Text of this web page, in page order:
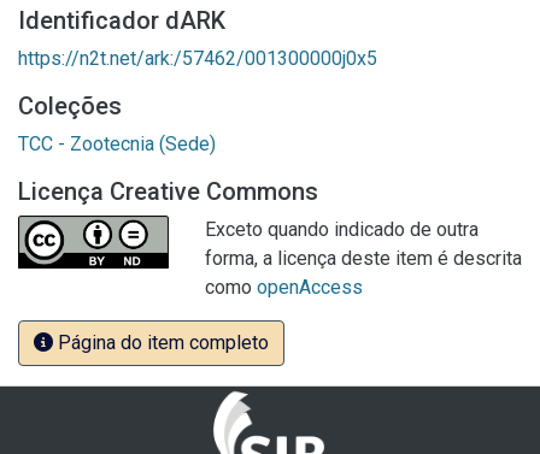
Identificador dARK
https://n2t.net/ark:/57462/001300000j0x5
Coleções
TCC - Zootecnia (Sede)
Licença Creative Commons
Exceto quando indicado de outra
forma, a licença deste item é descrita
como openAccess
Página do item completo